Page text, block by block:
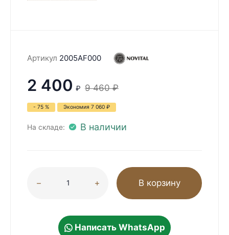
Артикул 2005AF000
2 400 ₽ 9 460 ₽
- 75 % Экономия 7 060 ₽
На складе: В наличии
В корзину
Написать WhatsApp